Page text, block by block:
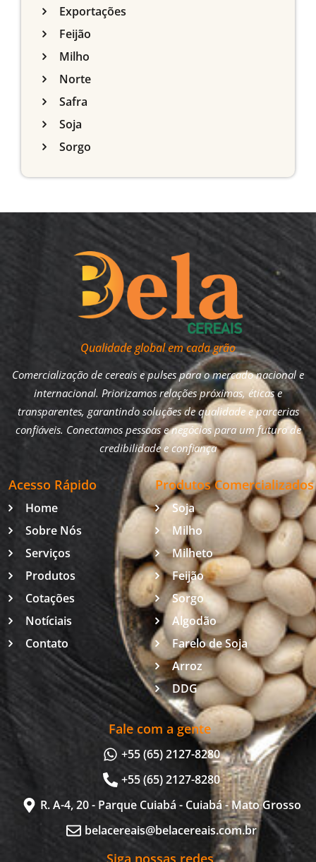
Exportações
Feijão
Milho
Norte
Safra
Soja
Sorgo
Qualidade global em cada grão
Comercialização de cereais e pulses para o mercado nacional e
internacional. Priorizamos relações próximas, éticas e
transparentes, garantindo soluções de qualidade e parcerias
confiáveis. Conectamos pessoas e negócios para um futuro de
credibilidade e confiança
Acesso Rápido
Home
Sobre Nós
Serviços
Produtos
Cotações
Notíciais
Contato
Produtos Comercializados
Soja
Milho
Milheto
Feijão
Sorgo
Algodão
Farelo de Soja
Arroz
DDG
Fale com a gente
+55 (65) 2127-8280
+55 (65) 2127-8280
R. A-4, 20 - Parque Cuiabá - Cuiabá - Mato Grosso
belacereais@belacereais.com.br
Siga nossas redes